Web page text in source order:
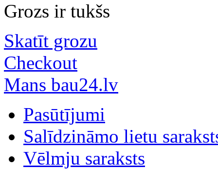
Grozs ir tukšs
Skatīt grozu
Checkout
Mans bau24.lv
Pasūtījumi
Salīdzināmo lietu
Vēlmju saraksts